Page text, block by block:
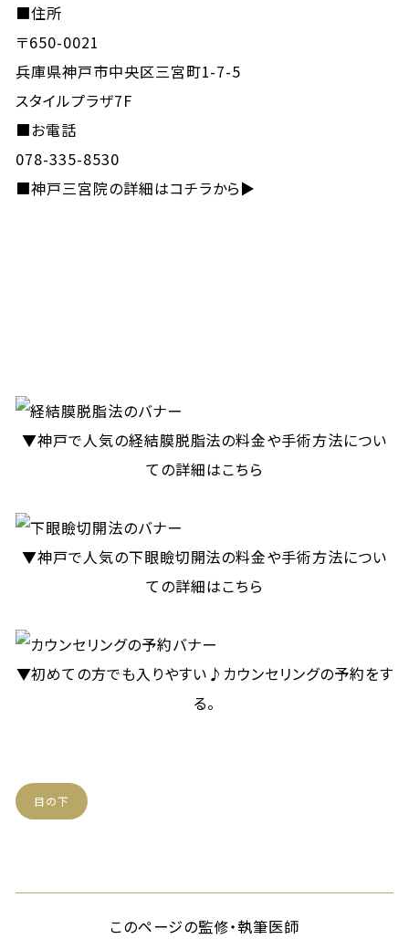
■住所
〒650-0021
兵庫県神戸市中央区三宮町1-7-5
スタイルプラザ7F
■お電話
078-335-8530
■神戸三宮院の詳細はコチラから▶
▼神戸で人気の経結膜脱脂法の料金や手術方法につい
ての詳細はこちら
▼神戸で人気の下眼瞼切開法の料金や手術方法につい
ての詳細はこちら
▼初めての方でも入りやすい♪カウンセリングの予約をす
る。
目の下
このページの監修・執筆医師